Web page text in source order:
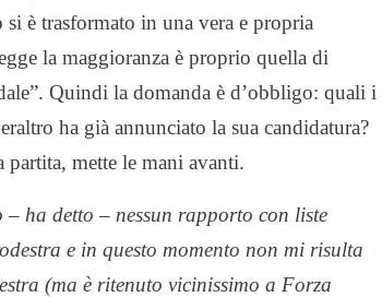
è trasformato in una vera e propria
la maggioranza è proprio quella di
Quindi la domanda è d’obbligo: quali i
ha già annunciato la sua candidatura?
partita, mette le mani avanti.
ha detto – nessun rapporto con liste
e in questo momento non mi risulta
(ma è ritenuto vicinissimo a Forza